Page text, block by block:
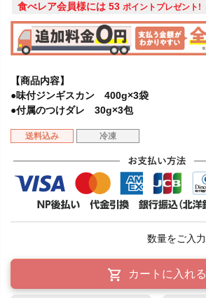
食べレア会員様には 53 ポイントプレゼント!
【商品内容】
●味付ジンギスカン 400g×3袋
●付属のつけダレ 30g×3包
送料込み 冷凍
カートに入れる